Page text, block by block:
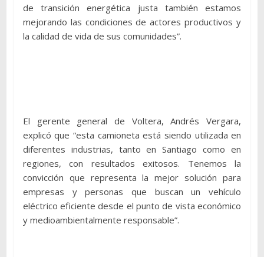
de transición energética justa también estamos
mejorando las condiciones de actores productivos y
la calidad de vida de sus comunidades”.
El gerente general de Voltera, Andrés Vergara,
explicó que “esta camioneta está siendo utilizada en
diferentes industrias, tanto en Santiago como en
regiones, con resultados exitosos. Tenemos la
convicción que representa la mejor solución para
empresas y personas que buscan un vehículo
eléctrico eficiente desde el punto de vista económico
y medioambientalmente responsable”.